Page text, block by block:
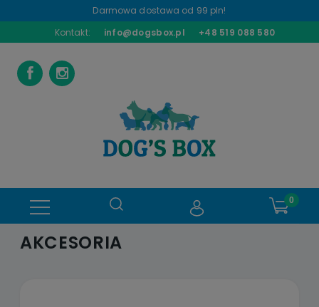
Darmowa dostawa od 99 pln!
Kontakt:
info@dogsbox.pl +48 519 088 580
AKCESORIA